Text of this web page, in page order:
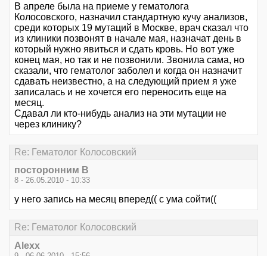
В апреле была на приеме у гематолога
Колосовского, назначил стандартную кучу анализов,
среди которых 19 мутаций в Москве, врач сказал что
из клиники позвонят в начале мая, назначат день в
который нужно явиться и сдать кровь. Но вот уже
конец мая, но так и не позвонили. Звонила сама, но
сказали, что гематолог заболел и когда он назначит
сдавать неизвестно, а на следующий прием я уже
записалась и не хочется его переносить еще на
месяц.
Сдавал ли кто-нибудь анализ на эти мутации не
через клинику?
Re: Гематолог Колосовский
посторонним В
8 - 26.05.2010 - 10:33
у него запись на месяц вперед(( с ума сойти((
Re: Гематолог Колосовский
Alexx